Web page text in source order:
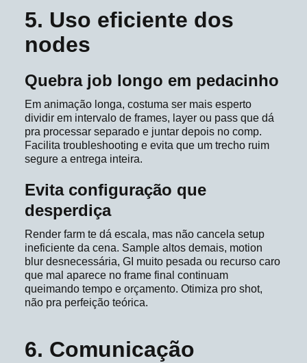
5. Uso eficiente dos
nodes
Quebra job longo em pedacinho
Em animação longa, costuma ser mais esperto
dividir em intervalo de frames, layer ou pass que dá
pra processar separado e juntar depois no comp.
Facilita troubleshooting e evita que um trecho ruim
segure a entrega inteira.
Evita configuração que
desperdiça
Render farm te dá escala, mas não cancela setup
ineficiente da cena. Sample altos demais, motion
blur desnecessária, GI muito pesada ou recurso caro
que mal aparece no frame final continuam
queimando tempo e orçamento. Otimiza pro shot,
não pra perfeição teórica.
6. Comunicação